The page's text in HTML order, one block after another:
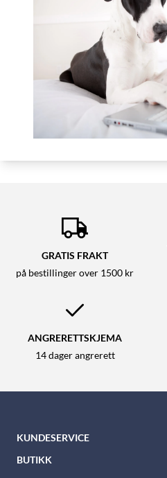
GRATIS FRAKT
på bestillinger over 1500 kr
ANGRERETTSKJEMA
14 dager angrerett
KUNDESERVICE
Tlf: 21 600 900
BUTIKK